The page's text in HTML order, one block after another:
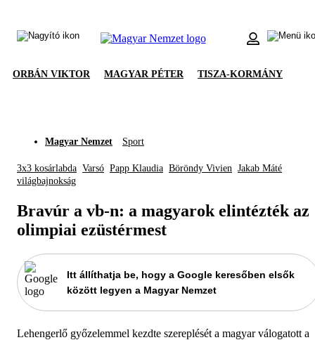
ORBÁN VIKTOR MAGYAR PÉTER TISZA-KORMÁNY
Magyar Nemzet Sport
3x3 kosárlabda Varsó Papp Klaudia Böröndy Vivien Jakab Máté
világbajnokság
Bravúr a vb-n: a magyarok elintézték az
olimpiai ezüstérmest
Itt állíthatja be, hogy a Google keresőben elsők
között legyen a Magyar Nemzet
Lehengerlő győzelemmel kezdte szereplését a magyar válogatott a